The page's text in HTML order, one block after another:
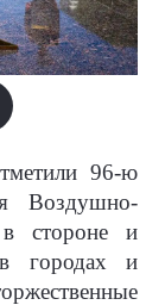
96-ю
Воздушно-
в стороне и
городах и